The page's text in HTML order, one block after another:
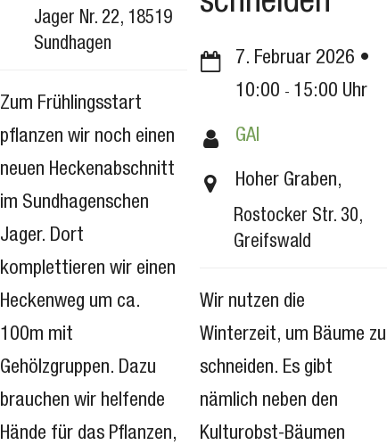
Jager Nr. 22, 18519
Sundhagen
Zum Frühlingsstart
pflanzen wir noch einen
neuen Heckenabschnitt
im Sundhagenschen
Jager. Dort
komplettieren wir einen
Heckenweg um ca.
100m mit
Gehölzgruppen. Dazu
brauchen wir helfende
Hände für das Pflanzen,
7. Februar 2026
10:00
15:00
GAI
Hoher Graben,
Rostocker Str. 30,
Greifswald
Wir nutzen die
Winterzeit, um Bäume zu
schneiden. Es gibt
nämlich neben den
Kulturobst-Bäumen